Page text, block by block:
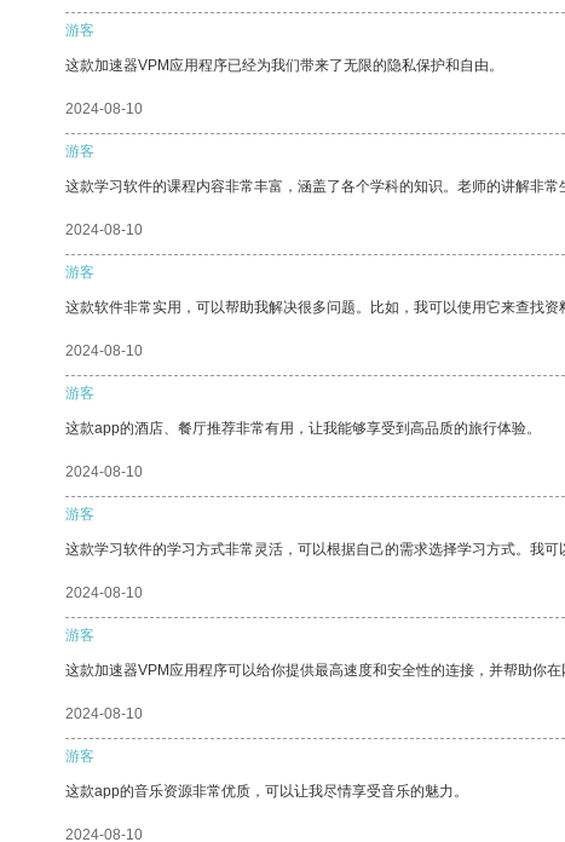
游客
这款加速器VPM应用程序已经为我们带来了无限的隐私保护和自由。
2024-08-10
游客
这款学习软件的课程内容非常丰富，涵盖了各个学科的知识。老师的讲解非常
2024-08-10
游客
这款软件非常实用，可以帮助我解决很多问题。比如，我可以使用它来查找资
2024-08-10
游客
这款app的酒店、餐厅推荐非常有用，让我能够享受到高品质的旅行体验。
2024-08-10
游客
这款学习软件的学习方式非常灵活，可以根据自己的需求选择学习方式。我可
2024-08-10
游客
这款加速器VPM应用程序可以给你提供最高速度和安全性的连接，并帮助你在
2024-08-10
游客
这款app的音乐资源非常优质，可以让我尽情享受音乐的魅力。
2024-08-10